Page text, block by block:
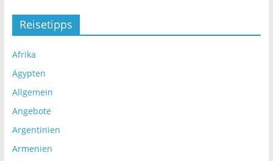
Reisetipps
Afrika
Ägypten
Allgemein
Angebote
Argentinien
Armenien